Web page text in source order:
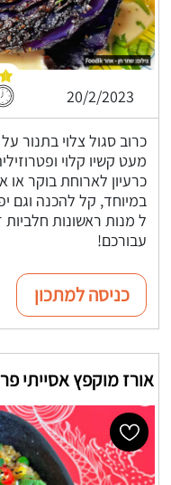
20/2/2023
כרוב סגול צלוי בתנור
מעט קשיו קלוי
כרעיון לארוחת בוקר
במיוחד, קל להכנה וגם
ל מנות ראשונות
עבורכם!
כניסה למתכון
אורז מוקפץ אסייתי